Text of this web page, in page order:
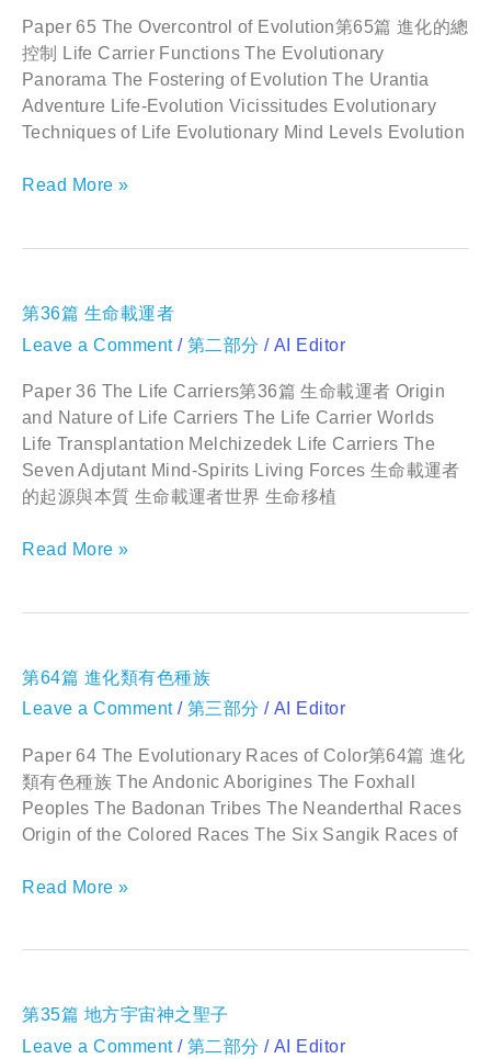
Paper 65 The Overcontrol of Evolution第65篇 進化的總
控制 Life Carrier Functions The Evolutionary
Panorama The Fostering of Evolution The Urantia
Adventure Life-Evolution Vicissitudes Evolutionary
Techniques of Life Evolutionary Mind Levels Evolution
化
的
總
控
制
Read More »
第36篇 生命載運者
Leave a Comment / 第二部分 / AI Editor
Paper 36 The Life Carriers第36篇 生命載運者 Origin
and Nature of Life Carriers The Life Carrier Worlds
Life Transplantation Melchizedek Life Carriers The
Seven Adjutant Mind-Spirits Living Forces 生命載運者
的起源與本質 生命載運者世界 生命移植
第
36
篇
命
載
運
者
Read More »
第64篇 進化類有色種族
Leave a Comment / 第三部分 / AI Editor
Paper 64 The Evolutionary Races of Color第64篇 進化
類有色種族 The Andonic Aborigines The Foxhall
Peoples The Badonan Tribes The Neanderthal Races
Origin of the Colored Races The Six Sangik Races of
第
64
篇
化
類
有
色
種
Read More »
第35篇 地方宇宙神之聖子
Leave a Comment / 第二部分 / AI Editor
第
35
篇